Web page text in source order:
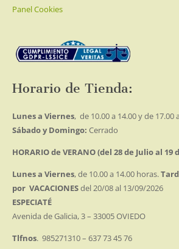
Panel Cookies
Horario de Tienda:
Lunes a Viernes, de 10.00 a 14.00 y de 17.00
Sábado y Domingo: Cerrado
HORARIO de VERANO (del 28 de Julio al 19
Lunes a Viernes, de 10.00 a 14.00 horas.
por VACACIONESdel 20/08 al 13/09/2026
ESPECIATÉ
Avenida de Galicia, 3 – 33005 OVIEDO
Tlfnos. 985271310 – 637 73 45 76